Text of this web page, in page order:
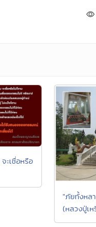
ะเชื่อหรือ
"ภัยทั้งหล
(หลวงปู่เ